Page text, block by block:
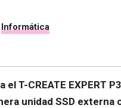
Informática
el T-CREATE EXPERT
unidad SSD externa